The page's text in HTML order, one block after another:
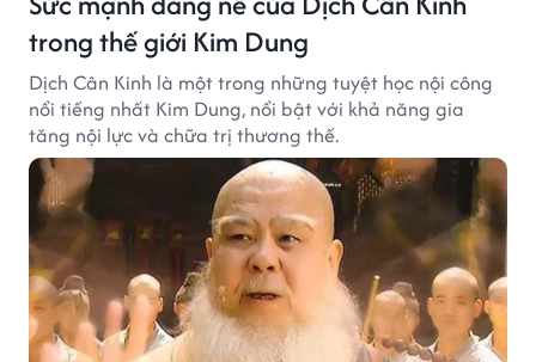
trong thế giới Kim Dung
Dịch Cân Kinh là một trong những tuyệt học nội công
nổi tiếng nhất Kim Dung, nổi bật với khả năng gia
tăng nội lực và chữa trị thương thế.